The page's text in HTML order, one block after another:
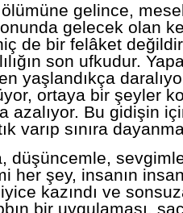
ölümüne gelince,
gelecek olan
de bir felâket
son ufkudur.
yaşlandıkça
ortaya bir şeyler
azalıyor. Bu gidişin
varıp sınıra
düşüncemle,
her şey, insanın
kazındı ve